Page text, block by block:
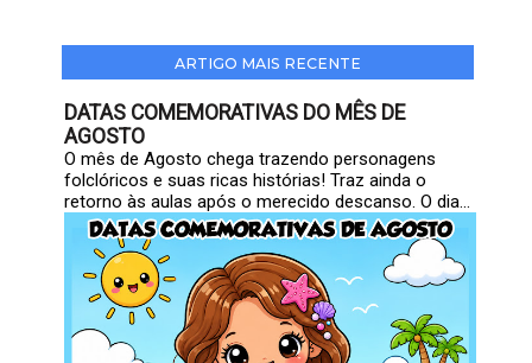
ARTIGO MAIS RECENTE
DATAS COMEMORATIVAS DO MÊS DE
AGOSTO
O mês de Agosto chega trazendo personagens
folclóricos e suas ricas histórias! Traz ainda o
retorno às aulas após o merecido descanso. O dia...